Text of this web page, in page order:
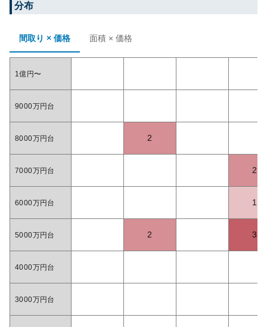
分布
間取り × 価格 面積 × 価格
1億円〜
9000万円台
8000万円台 2
7000万円台 2
6000万円台 1
5000万円台 2 3
4000万円台
3000万円台